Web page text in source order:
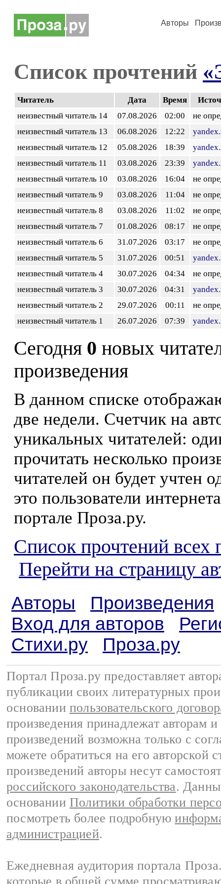
Авторы
Список прочтений
Читатель Дата Время
неизвестный читатель 14
07.08.2026 02:00
не
неизвестный читатель 13
06.08.2026 12:22
неизвестный читатель 12
05.08.2026 18:39
неизвестный читатель 11
03.08.2026 23:39
неизвестный читатель 10
03.08.2026 16:04
не
неизвестный читатель 9
03.08.2026 11:04
не
неизвестный читатель 8
03.08.2026 11:02
не
неизвестный читатель 7
01.08.2026 08:17
не
неизвестный читатель 6
31.07.2026 03:17
не
неизвестный читатель 5
31.07.2026 00:51
неизвестный читатель 4
30.07.2026 04:34
не
неизвестный читатель 3
30.07.2026 04:31
неизвестный читатель 2
29.07.2026 00:11
не
неизвестный читатель 1
26.07.2026 07:39
Сегодня 0 новых
произведения
В данном списке
две недели. Счетчик на
уникальных читателей:
прочитать несколько
читателей он будет учтен
это пользователи
портале Проза.ру.
Список прочтений всех
Перейти на страницу
Авторы
Произведения
Вход для авторов
Стихи.ру
Проза.ру
Портал Проза.ру предоставляет
публикации своих литературных
основании пользовательского
произведения принадлежат авторам
произведений возможна только с
можете обратиться на его авторской
произведений авторы несут
российского законодательства.
основании Политики обработки
посмотреть более подробную
администрацией.
Ежедневная аудитория портала
которые в общей сумме